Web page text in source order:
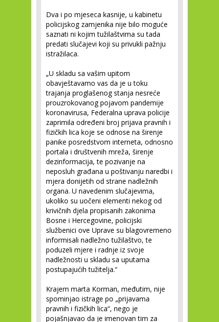
Dva i po mjeseca kasnije, u kabinetu
policijskog zamjenika nije bilo moguće
saznati ni kojim tužilaštvima su tada
predati slučajevi koji su privukli pažnju
istražilaca.
„U skladu sa vašim upitom
obavještavamo vas da je u toku
trajanja proglašenog stanja nesreće
prouzrokovanog pojavom pandemije
koronavirusa, Federalna uprava policije
zaprimila određeni broj prijava pravnih i
fizičkih lica koje se odnose na širenje
panike posredstvom interneta, odnosno
portala i društvenih mreža, širenje
dezinformacija, te pozivanje na
neposluh građana u poštivanju naredbi i
mjera donijetih od strane nadležnih
organa. U navedenim slučajevima,
ukoliko su uočeni elementi nekog od
krivičnih djela propisanih zakonima
Bosne i Hercegovine, policijski
službenici ove Uprave su blagovremeno
informisali nadležno tužilaštvo, te
poduzeli mjere i radnje iz svoje
nadležnosti u skladu sa uputama
postupajućih tužitelja.“
Krajem marta Korman, međutim, nije
spominjao istrage po „prijavama
pravnih i fizičkih lica“, nego je
pojašnjavao da je imenovan tim za